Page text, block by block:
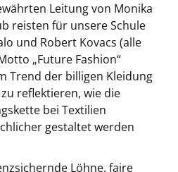
Leitung von Monika
reisten für unsere Schule
und Robert Kovacs (alle
„Future Fashion“
Trend der billigen Kleidung
reflektieren, wie die
bei Textilien
gestaltet werden
Löhne, faire